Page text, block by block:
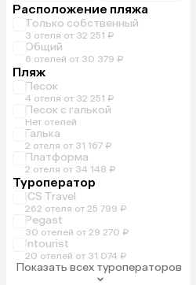
Расположение пляжа
Только собственный
3 отеля от 32 251 ₽
Общий
6 отелей от 30 379 ₽
Пляж
Песок
4 отеля от 32 251 ₽
Песок с галькой
Нет отелей
Галька
2 отеля от 31 167 ₽
Платформа
2 отеля от 34 148 ₽
Туроператор
ICS Travel
262 отеля от 25 799 ₽
Pegast
30 отелей от 29 270 ₽
Intourist
20 отелей от 31 074 ₽
Показать всех туроператоров